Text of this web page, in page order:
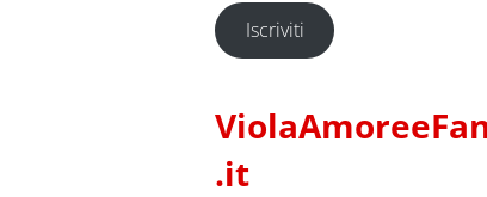
Iscriviti
.it